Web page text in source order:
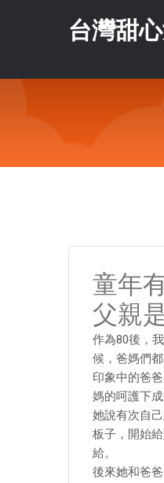
台灣甜
童年
父親
作為80後，
候，爸媽們
印象中的爸
媽的呵護下
她說有次自
板子，開始
給。
後來她和爸